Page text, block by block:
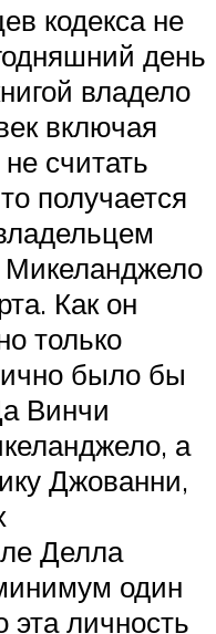
кодекса не
день
владело
включая
считать
получается
Как он
только
было бы
Винчи
а
Джованни,
Делла
один
эта личность